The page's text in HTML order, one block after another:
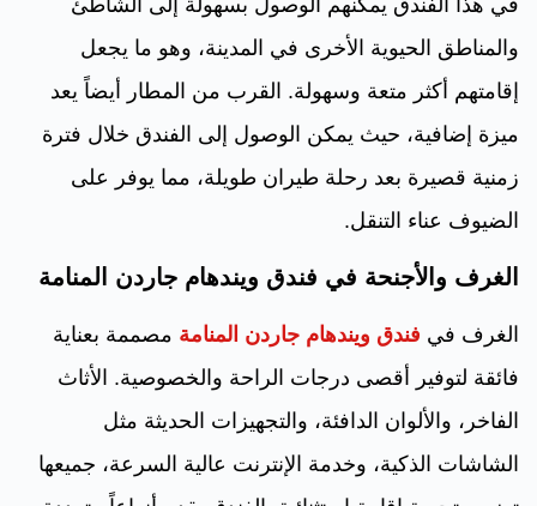
في هذا الفندق يمكنهم الوصول بسهولة إلى الشاطئ
والمناطق الحيوية الأخرى في المدينة، وهو ما يجعل
إقامتهم أكثر متعة وسهولة. القرب من المطار أيضاً يعد
ميزة إضافية، حيث يمكن الوصول إلى الفندق خلال فترة
زمنية قصيرة بعد رحلة طيران طويلة، مما يوفر على
الضيوف عناء التنقل.
الغرف والأجنحة في فندق ويندهام جاردن المنامة
الغرف في فندق ويندهام جاردن المنامة مصممة بعناية
فائقة لتوفير أقصى درجات الراحة والخصوصية. الأثاث
الفاخر، والألوان الدافئة، والتجهيزات الحديثة مثل
الشاشات الذكية، وخدمة الإنترنت عالية السرعة، جميعها